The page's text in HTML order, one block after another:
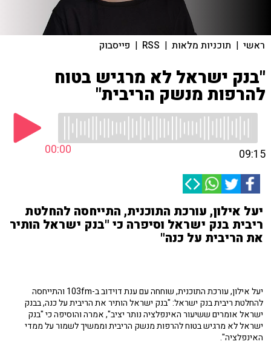
ראשי | תוכניות מלאות |
RSS
| פייסבוק
"בנק ישראל לא מרגיש בטוח
להרפות מנשק הריבית"
00:00 09:15
יעל אילון, עורכת התוכנית, התייחסה להחלטת
ריבית בנק ישראל וסיפרה כי "בנק ישראל הותיר
את הריבית על כנה"
יעל אילון, עורכת התוכנית, שוחחה עם ענת דוידוב ב-103fm והתייחסה
להחלטת ריבית בנק ישראל: "בנק ישראל הותיר את הריבית על כנה, בבנק
ישראל אומרים ששיעור האינפלציה נותר יציב", אמרה והוסיפה כי "בנק
ישראל לא מרגיש בטוח להרפות מנשק הריבית וממשיך לשמור על ממדי
האינפלציה".